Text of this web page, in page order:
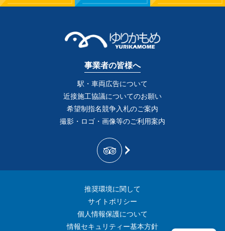
事業者の皆様へ
駅・車両広告について
近接施工協議についてのお願い
希望制指名競争入札のご案内
撮影・ロゴ・画像等のご利用案内
推奨環境に関して
サイトポリシー
個人情報保護について
情報セキュリティー基本方針